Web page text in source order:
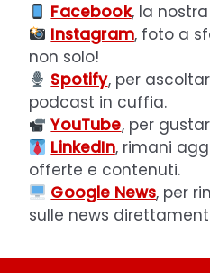
Facebook, la
Instagram, foto a
non solo!
Spotify, per
podcast in cuffia.
YouTube, per
LinkedIn, rimani
offerte e contenuti.
Google News, per
sulle news